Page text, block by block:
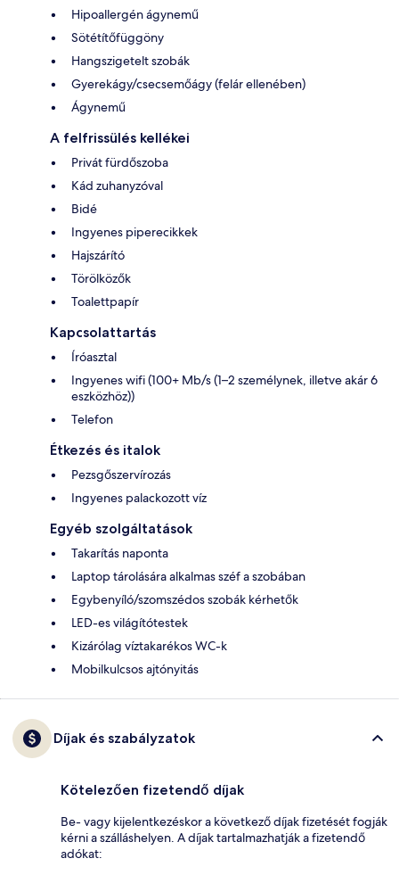
Hipoallergén ágynemű
Sötétítőfüggöny
Hangszigetelt szobák
Gyerekágy/csecsemőágy (felár ellenében)
Ágynemű
A felfrissülés kellékei
Privát fürdőszoba
Kád zuhanyzóval
Bidé
Ingyenes piperecikkek
Hajszárító
Törölközők
Toalettpapír
Kapcsolattartás
Íróasztal
Ingyenes wifi (100+ Mb/s (1–2 személynek, illetve akár 6
eszközhöz))
Telefon
Étkezés és italok
Pezsgőszervírozás
Ingyenes palackozott víz
Egyéb szolgáltatások
Takarítás naponta
Laptop tárolására alkalmas széf a szobában
Egybenyíló/szomszédos szobák kérhetők
LED-es világítótestek
Kizárólag víztakarékos WC-k
Mobilkulcsos ajtónyitás
Díjak és szabályzatok
Kötelezően fizetendő díjak
Be- vagy kijelentkezéskor a következő díjak fizetését fogják
kérni a szálláshelyen. A díjak tartalmazhatják a fizetendő
adókat: